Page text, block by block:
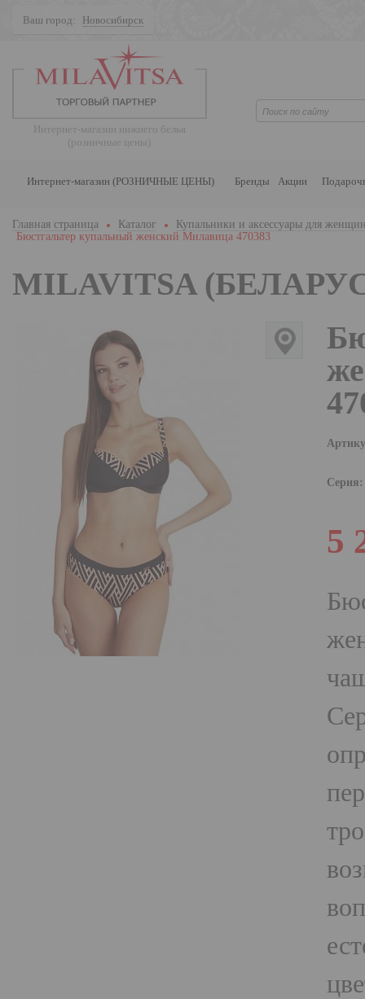
Ваш город: Новосибирск
Интернет-магазин нижнего белья
(розничные цены)
Интернет-магазин (РОЗНИЧНЫЕ ЦЕНЫ) Бренды Акции
Главная страница Каталог
Купальники и аксессуары для
Бюстгальтер купальный женский Милавица 470383
MILAVITSA
Серия:
5